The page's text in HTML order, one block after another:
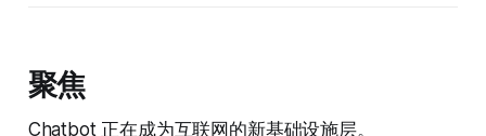
聚焦
Chatbot 正在成为互联网的新基础设施层。